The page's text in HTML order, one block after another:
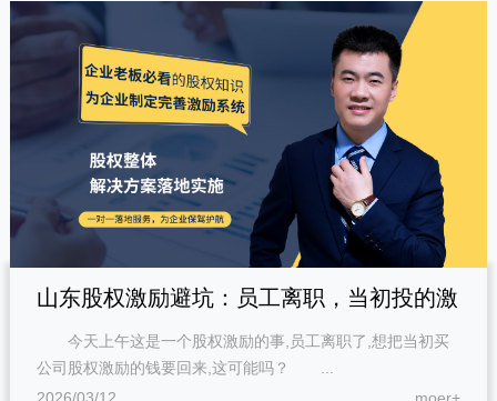
山东股权激励避坑：员工离职，当初投的激
励股钱能要回来吗？
今天上午这是一个股权激励的事,员工离职了,想把当初买
公司股权激励的钱要回来,这可能吗？ ...